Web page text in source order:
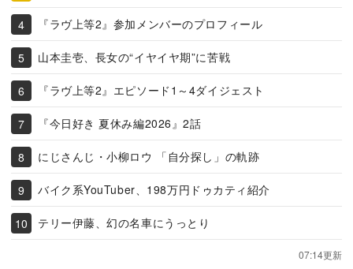
『ラヴ上等2』参加メンバーのプロフィール
山本圭壱、長女の“イヤイヤ期”に苦戦
『ラヴ上等2』エピソード1～4ダイジェスト
『今日好き 夏休み編2026』2話
にじさんじ・小柳ロウ 「自分探し」の軌跡
バイク系YouTuber、198万円ドゥカティ紹介
テリー伊藤、幻の名車にうっとり
07:14更新